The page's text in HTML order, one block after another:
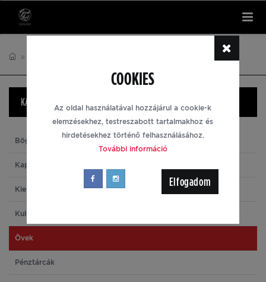
KATEGÓRIÁK
Bögrék
Kapucnis pulóverek
Kiegészítők
Kulcstartók
Övek
Pénztárcák
COOKIES
Az oldal használatával hozzájárul a cookie-k
elemzésekhez, testreszabott tartalmakhoz és
hirdetésekhez történő felhasználásához.
További információ
Elfogadom